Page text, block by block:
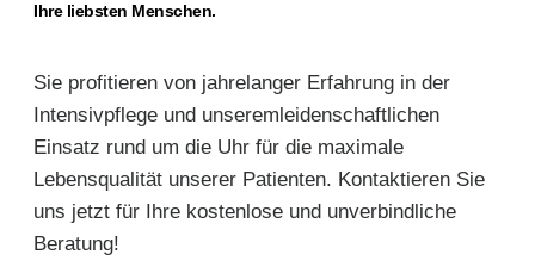
Ihre liebsten Menschen.
Sie profitieren von jahrelanger Erfahrung in der
Intensivpflege und unseremleidenschaftlichen
Einsatz rund um die Uhr für die maximale
Lebensqualität unserer Patienten. Kontaktieren Sie
uns jetzt für Ihre kostenlose und unverbindliche
Beratung!